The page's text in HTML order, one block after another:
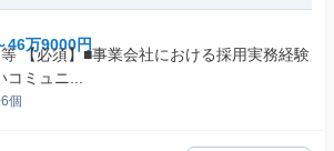
46万9000円
【必須】■事業会社における採用実務経験
コミュニ...
個